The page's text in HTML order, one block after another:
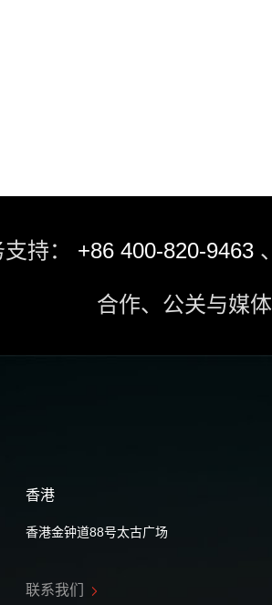
持： +86 400-820-9463 、
合作、公关与媒体
香港
香港金钟道88号太古广场
联系我们